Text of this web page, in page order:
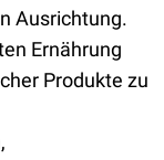
Ausrichtung.
Ernährung
Produkte zu